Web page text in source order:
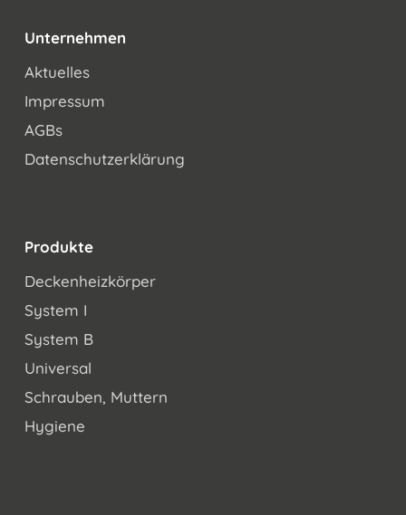
Unternehmen
Aktuelles
Impressum
AGBs
Datenschutzerklärung
Produkte
Deckenheizkörper
System I
System B
Universal
Schrauben, Muttern
Hygiene